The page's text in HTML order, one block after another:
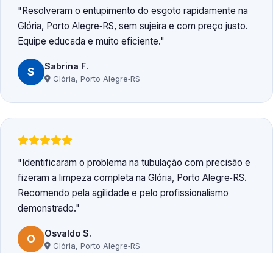
Resolveram o entupimento do esgoto rapidamente na
Glória, Porto Alegre‑RS, sem sujeira e com preço justo.
Equipe educada e muito eficiente.
S Sabrina F.
Glória, Porto Alegre‑RS
Identificaram o problema na tubulação com precisão e
fizeram a limpeza completa na Glória, Porto Alegre‑RS.
Recomendo pela agilidade e pelo profissionalismo
demonstrado.
O Osvaldo S.
Glória, Porto Alegre‑RS